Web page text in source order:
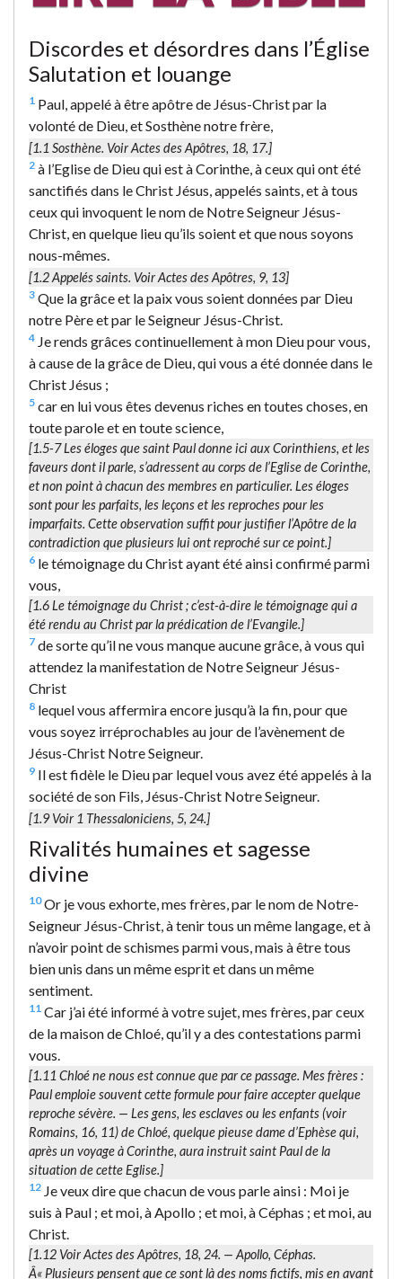
Discordes et désordres dans l’Église
Salutation et louange
1 Paul, appelé à être apôtre de Jésus-Christ par la
volonté de Dieu, et Sosthène notre frère,
[1.1 Sosthène. Voir Actes des Apôtres, 18, 17.]
2 à l’Eglise de Dieu qui est à Corinthe, à ceux qui ont été
sanctifiés dans le Christ Jésus, appelés saints, et à tous
ceux qui invoquent le nom de Notre Seigneur Jésus-
Christ, en quelque lieu qu’ils soient et que nous soyons
nous-mêmes.
[1.2Appelés saints. Voir Actes des Apôtres, 9, 13]
3 Que la grâce et la paix vous soient données par Dieu
notre Père et par le Seigneur Jésus-Christ.
4 Je rends grâces continuellement à mon Dieu pour vous,
à cause de la grâce de Dieu, qui vous a été donnée dans le
Christ Jésus ;
5 car en lui vous êtes devenus riches en toutes choses, en
toute parole et en toute science,
[1.5-7 Les éloges que saint Paul donne ici aux Corinthiens, et les
faveurs dont il parle, s’adressent au corps de l’Eglise de Corinthe,
et non point à chacun des membres en particulier. Les éloges
sont pour les parfaits, les leçons et les reproches pour les
imparfaits. Cette observation suffit pour justifier l’Apôtre de la
contradiction que plusieurs lui ont reproché sur ce point.]
6 le témoignage du Christ ayant été ainsi confirmé parmi
vous,
[1.6Le témoignage du Christ; c’est-à-dire le témoignage qui a
été rendu au Christ par la prédication de l’Evangile.]
7 de sorte qu’il ne vous manque aucune grâce, à vous qui
attendez la manifestation de Notre Seigneur Jésus-
Christ
8 lequel vous affermira encore jusqu’à la fin, pour que
vous soyez irréprochables au jour de l’avènement de
Jésus-Christ Notre Seigneur.
9 Il est fidèle le Dieu par lequel vous avez été appelés à la
société de son Fils, Jésus-Christ Notre Seigneur.
[1.9 Voir 1 Thessaloniciens, 5, 24.]
Rivalités humaines et sagesse
divine
10Or je vous exhorte, mes frères, par le nom de Notre-
Seigneur Jésus-Christ, à tenir tous un même langage, et à
n’avoir point de schismes parmi vous, mais à être tous
bien unis dans un même esprit et dans un même
sentiment.
11 Car j’ai été informé à votre sujet, mes frères, par ceux
de la maison de Chloé, qu’il y a des contestations parmi
vous.
[1.11 Chloéne nous est connue que par ce passage. Mes frères:
Paul emploie souvent cette formule pour faire accepter quelque
reproche sévère. — Les gens, les esclaves ou les enfants (voir
Romains, 16, 11)de Chloé, quelque pieuse dame d’Ephèse qui,
après un voyage à Corinthe, aura instruit saint Paul de la
situation de cette Eglise.]
12 Je veux dire que chacun de vous parle ainsi : Moi je
suis à Paul ; et moi, à Apollo ; et moi, à Céphas ; et moi, au
Christ.
[1.12 Voir Actes des Apôtres, 18, 24. — Apollo, Céphas.
Â« Plusieurs pensent que ce sont là des noms fictifs, mis en avant